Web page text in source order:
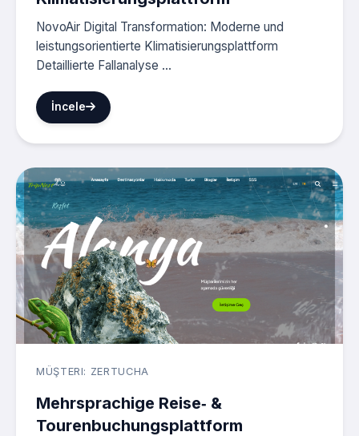
NovoAir Digital Transformation: Moderne und
leistungsorientierte Klimatisierungsplattform
Detaillierte Fallanalyse ...
İncele
MÜŞTERI: ZERTUCHA
Mehrsprachige Reise‑ &
Tourenbuchungsplattform